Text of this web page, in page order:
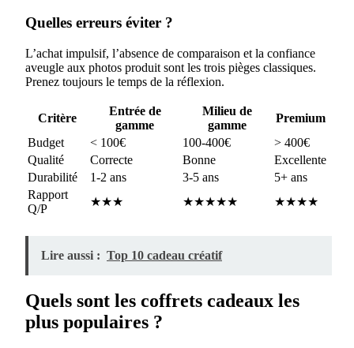
Quelles erreurs éviter ?
L’achat impulsif, l’absence de comparaison et la confiance
aveugle aux photos produit sont les trois pièges classiques.
Prenez toujours le temps de la réflexion.
Critère
Entrée de
gamme
Milieu de
gamme
Premium
Budget
< 100€ 100-400€
> 400€
Qualité
Correcte Bonne
Excellente
Durabilité
1-2 ans 3-5 ans
5+ ans
Rapport
Q/P
★★★ ★★★★★ ★★★★
Lire aussi : Top 10 cadeau créatif
Quels sont les coffrets cadeaux les
plus populaires ?